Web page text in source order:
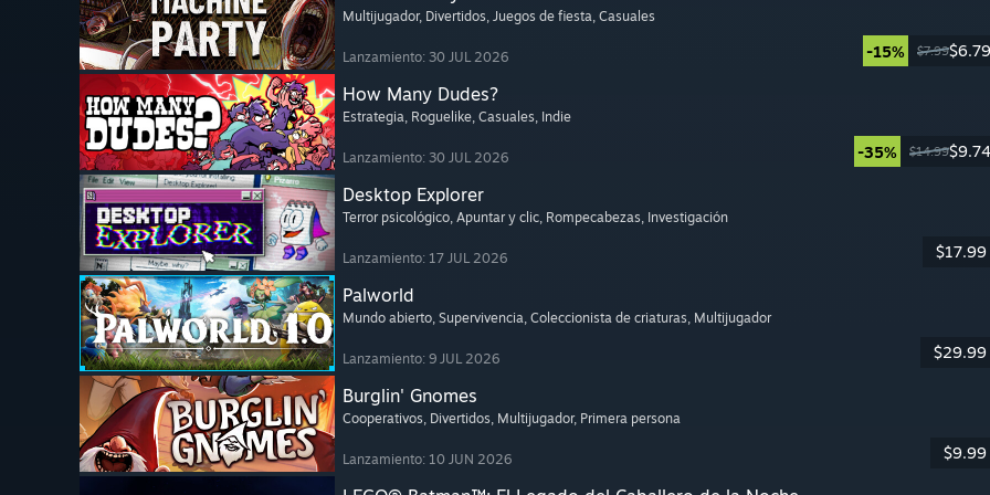
Multijugador, Divertidos, Juegos de fiesta, Casuales
Lanzamiento: 30 JUL 2026 -15% $7.99$6.79
How Many Dudes?
Estrategia, Roguelike, Casuales, Indie
Lanzamiento: 30 JUL 2026 -35% $14.99$9.74
Desktop Explorer
Terror psicológico, Apuntar y clic, Rompecabezas, Investigación
Lanzamiento: 17 JUL 2026 $17.99
Palworld
Mundo abierto, Supervivencia, Coleccionista de criaturas, Multijugador
Lanzamiento: 9 JUL 2026 $29.99
Burglin' Gnomes
Cooperativos, Divertidos, Multijugador, Primera persona
Lanzamiento: 10 JUN 2026 $9.99